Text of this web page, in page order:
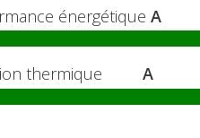
énergétique A
thermique A